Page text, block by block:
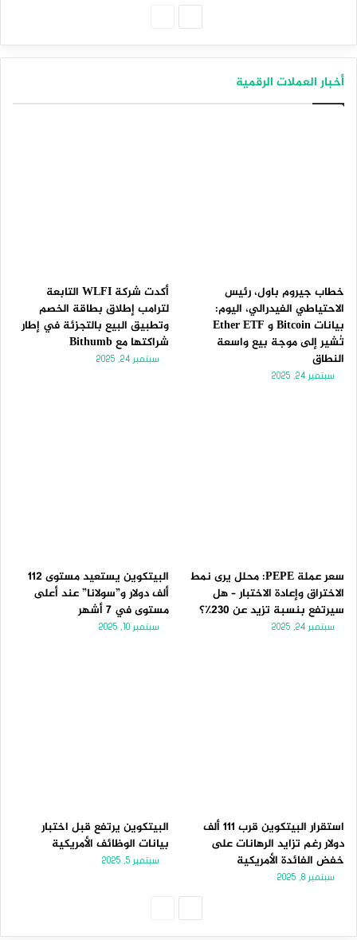
أخبار العملات الرقمية
خطاب جيروم باول، رئيس
الاحتياطي الفيدرالي، اليوم:
بيانات Bitcoin و Ether ETF
تُشير إلى موجة بيع واسعة
النطاق
سبتمبر 24, 2025
أكدت شركة WLFI التابعة
لترامب إطلاق بطاقة الخصم
وتطبيق البيع بالتجزئة في إطار
شراكتها مع Bithumb
سبتمبر 24, 2025
سعر عملة PEPE: محلل يرى نمط
الاختراق وإعادة الاختبار – هل
سيرتفع بنسبة تزيد عن 230٪؟
سبتمبر 24, 2025
البيتكوين يستعيد مستوى 112
ألف دولار و”سولانا” عند أعلى
مستوى في 7 أشهر
سبتمبر 10, 2025
استقرار البيتكوين قرب 111 ألف
دولار رغم تزايد الرهانات على
خفض الفائدة الأمريكية
سبتمبر 8, 2025
البيتكوين يرتفع قبل اختبار
بيانات الوظائف الأمريكية
سبتمبر 5, 2025